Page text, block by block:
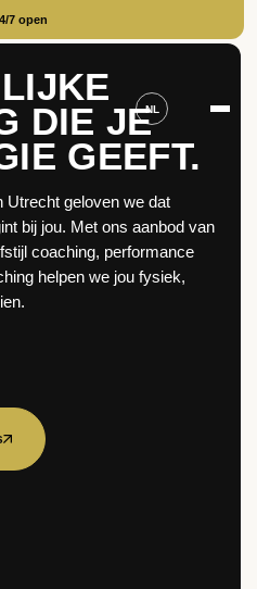
7 open
NL
DIE JE
GEEFT.
Utrecht geloven we dat
bij jou. Met ons aanbod van
coaching, performance
helpen we jou fysiek,